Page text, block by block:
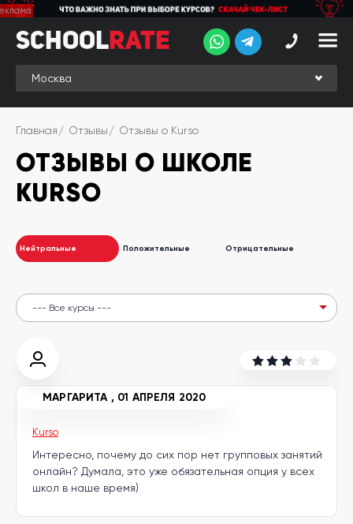
School
Rate
Рейтинг
Online-
рейтинг
Отзывы
студентов
Новые
Ищу курс:
английского
город:
Москва
другой
кабинет
школы
SchoolRate
Главная Отзывы Отзывы о Kurso
ОТЗЫВЫ О ШКОЛЕ
KURSO
Нейтральные Положительные Отрицательные
Kurso
МАРГАРИТА , 01 АПРЕЛЯ 2020
Интересно, почему до сих пор нет групповых занятий
онлайн? Думала, это уже обязательная опция у всех
школ в наше время)